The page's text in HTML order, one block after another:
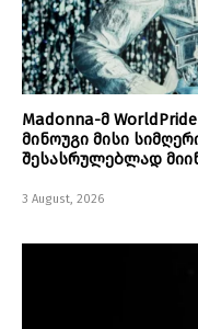
Madonna-მ
მინოუგი მისი
შესასრულებლად
3 August, 2026